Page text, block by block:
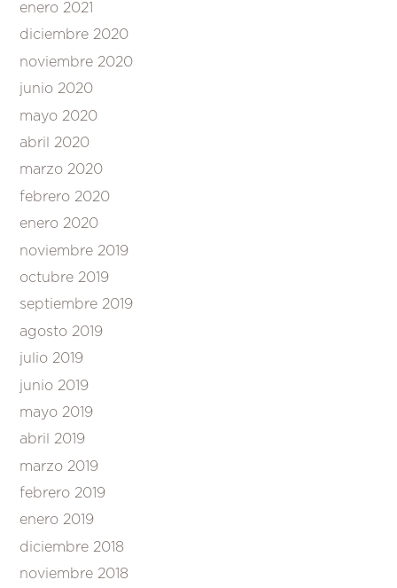
enero 2021
diciembre 2020
noviembre 2020
junio 2020
mayo 2020
abril 2020
marzo 2020
febrero 2020
enero 2020
noviembre 2019
octubre 2019
septiembre 2019
agosto 2019
julio 2019
junio 2019
mayo 2019
abril 2019
marzo 2019
febrero 2019
enero 2019
diciembre 2018
noviembre 2018